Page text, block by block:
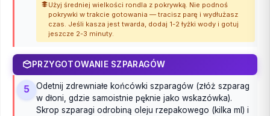
Użyj średniej wielkości rondla z pokrywką. Nie podnoś
pokrywki w trakcie gotowania — tracisz parę i wydłużasz
czas. Jeśli kasza jest twarda, dodaj 1-2 łyżki wody i gotuj
jeszcze 2-3 minuty.
PRZYGOTOWANIE SZPARAGÓW
5
Odetnij zdrewniałe końcówki szparagów (złóż szparag
w dłoni, gdzie samoistnie pęknie jako wskazówka).
Skrop szparagi odrobiną oleju rzepakowego (kilka ml) i